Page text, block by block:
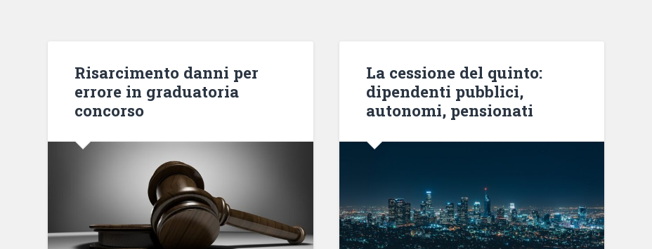
Risarcimento danni per
errore in graduatoria
concorso
La cessione del quinto:
dipendenti pubblici,
autonomi, pensionati